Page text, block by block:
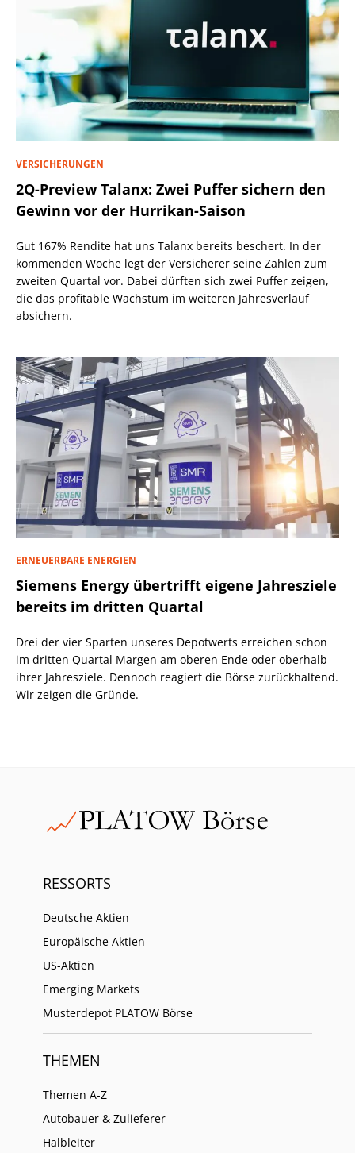
VERSICHERUNGEN
2Q-Preview Talanx: Zwei Puffer sichern den
Gewinn vor der Hurrikan-Saison
Gut 167% Rendite hat uns Talanx bereits beschert. In der
kommenden Woche legt der Versicherer seine Zahlen zum
zweiten Quartal vor. Dabei dürften sich zwei Puffer zeigen,
die das profitable Wachstum im weiteren Jahresverlauf
absichern.
ERNEUERBARE ENERGIEN
Siemens Energy übertrifft eigene Jahresziele
bereits im dritten Quartal
Drei der vier Sparten unseres Depotwerts erreichen schon
im dritten Quartal Margen am oberen Ende oder oberhalb
ihrer Jahresziele. Dennoch reagiert die Börse zurückhaltend.
Wir zeigen die Gründe.
RESSORTS
Deutsche Aktien
Europäische Aktien
US-Aktien
Emerging Markets
Musterdepot PLATOW Börse
THEMEN
Themen A-Z
Autobauer & Zulieferer
Halbleiter